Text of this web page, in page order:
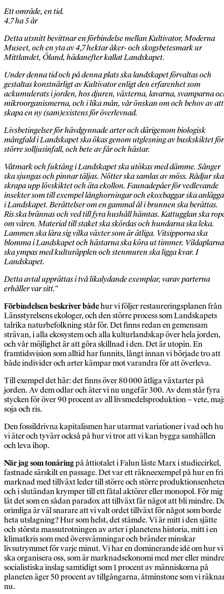
Ett område, en tid.
4.7 ha 5 år
Detta utsnitt bevittnar en förbindelse mellan Kultivator, Moderna
Museet, och en yta av 4,7 hektar åker- och skogsbetesmark ur
Mittlandet, Öland, hädanefter kallat Landskapet.
Under denna tid och på denna plats ska landskapet förvaltas och
gestaltas konstnärligt av Kultivator enligt den erfarenhet som
ackumulerats i jorden, hos djuren, växterna, lavarna, svamparna
mikroorganismerna, och i lika mån, vår önskan om och behov av att
skapa en ny (sam)existens för överlevnad.
Livsbetingelser för hävdgynnade arter och därigenom biologisk
mångfald i Landskapet ska ökas genom utglesning av buskskiktet för
större solljusinfall, och bete av får och hästar.
Våtmark och fuktäng i Landskapet ska utökas med dämme. Sånger
ska sjungas och pinnar täljas. Nötter ska samlas av möss. Rådjur ska
skrapa upp lövskiktet och äta ekollon. Faunadepåer för vedlevande
insekter som till exempel långhorningar och ekoxbaggar ska
i Landskapet. Berättelser om en gammal ål i brunnen ska berättas.
Ris ska brännas och ved till fyra hushåll hämtas. Kattugglan ska
om våren. Material till staket ska skördas och hundarna ska leka.
Lammen ska lära sig vilka växter som är ätliga. Vitsipporna ska
blomma i Landskapet och hästarna ska köra ut timmer. Vildaplarna
ska ympas med kulturäpplen och stenmuren ska ligga kvar. I
Landskapet.
Detta avtal upprättas i två likalydande exemplar, varav parterna
erhåller var sitt.“
Förbindelsen beskriver bådehur vi följer restaureringsplanen från
Länsstyrelsens ekologer, och den större process som Landskapets
talrika naturbefolkning står för. Det finns redan en gemensam
strävan, i alla ekosystem och alla kulturlandskap över hela jorden,
och vår möjlighet är att göra skillnad i den. Det är utopin. En
framtidsvision som alltid har funnits, långt innan vi började tro att
både individer och arter kämpar mot varandra för att överleva.
Till exempel det här: det finns över 80 000 ätliga växtarter på
jorden. Av dem odlar och äter vi nu ungefär 300. Av dem står fyra
stycken för över 90 procent av all livsmedelsproduktion – vete,
soja och ris.
Den fossildrivna kapitalismen har utarmat variationer i vad och
vi äter och tyvärr också på hur vi tror att vi kan bygga samhällen
och leva ihop.
När jag som tonåringpå åttiotalet i Falun läste Marx i studiecirkel,
fastnade särskilt en passage. Det var ett räkneexempel på hur en fri
marknad med tillväxt leder till större och större
och i slutändan krymper till ett fåtal aktörer eller monopol. För mig
lät det som en sådan paradox att tillväxt får något att bli mindre.
orimliga är väl snarare att vi valt ordet tillväxt för något som borde
heta utslagning? Hur som helst, det stämde. Vi är mitt i den sjätte
och största massutrotningen av arter i planetens historia, mitt i en
klimatkris som med översvämningar och bränder minskar
livsutrymmet för varje minut. Vi har en dominerande idé om hur vi
ska organisera oss, som är marknadsekonomi med mer eller mindre
socialistiska inslag samtidigt som 1 procent av människorna på
planeten äger 50 procent av tillgångarna, åtminstone som vi
nu.